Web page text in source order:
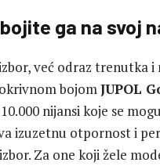
ga na svoj
već odraz trenutka
bojomJUPOL
nijansi koje se
izuzetnu otpornost i
Za one koji žele